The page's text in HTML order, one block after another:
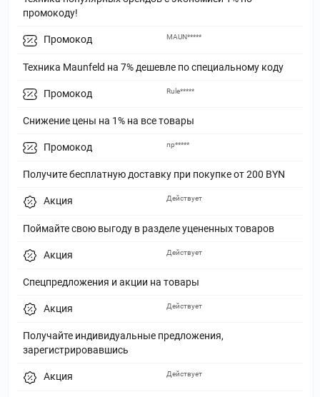
промокоду!
Промокод
Техника Maunfeld на 7% дешевле по специальному коду
MAUN*****
Промокод
Снижение цены на 1% на все товары
Rule*****
Промокод
Получите бесплатную доставку при покупке от 200 BYN
пр*****
Акция
Поймайте свою выгоду в разделе уцененных товаров
Действует
Акция
Спецпредложения и акции на товары
Действует
Акция
Получайте индивидуальные предложения,
зарегистрировавшись
Действует
Акция Действует